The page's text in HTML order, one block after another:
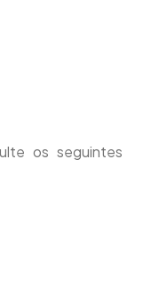
os seguintes